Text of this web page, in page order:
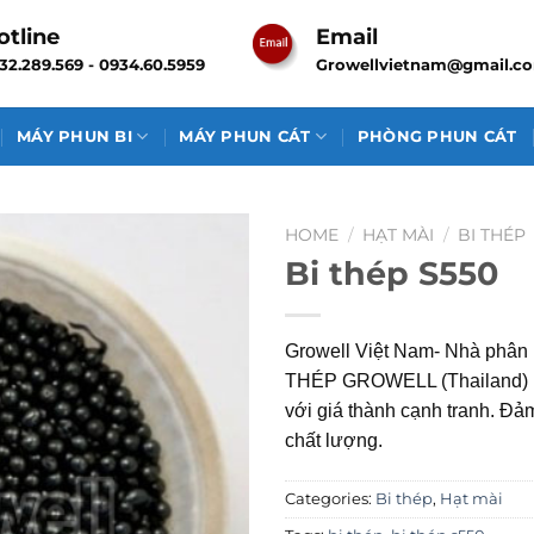
- 0934.60.5959
Email
MÁY PHUN BI MÁY PHUN CÁT PHÒNG PHUN CÁT
HOME / HẠT MÀI / BI THÉP
Bi thép S550
Growell Việt Nam- Nhà phân
THÉP GROWELL
với giá thành cạnh tranh.
chất lượng.
Categories: Bi thép, Hạt mài